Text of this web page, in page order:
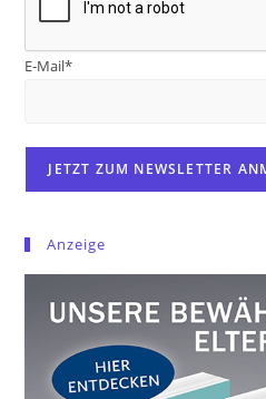
E-Mail*
Anzeige